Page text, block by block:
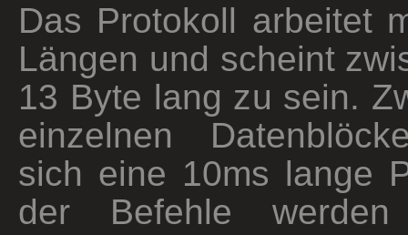
Das Protokoll arbeitet
Längen und scheint
13 Byte lang zu sein.
einzelnen
sich eine 10ms lange
der Befehle